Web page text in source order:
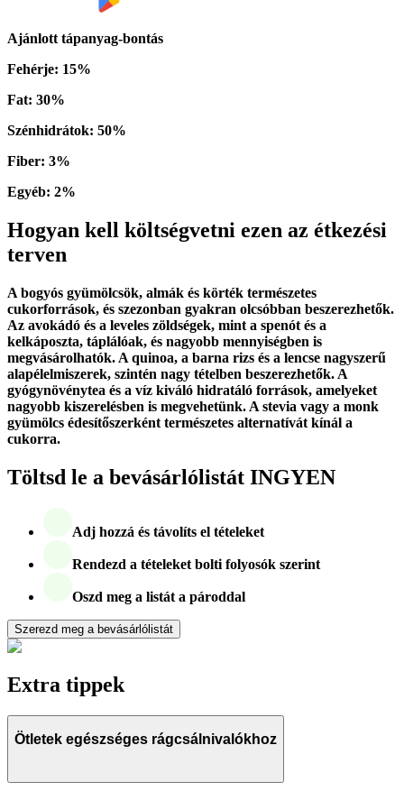
Ajánlott tápanyag-bontás
Fehérje: 15%
Fat: 30%
Szénhidrátok: 50%
Fiber: 3%
Egyéb: 2%
Hogyan kell költségvetni ezen az étkezési
terven
A bogyós gyümölcsök, almák és körték természetes
cukorforrások, és szezonban gyakran olcsóbban beszerezhetők.
Az avokádó és a leveles zöldségek, mint a spenót és a
kelkáposzta, táplálóak, és nagyobb mennyiségben is
megvásárolhatók. A quinoa, a barna rizs és a lencse nagyszerű
alapélelmiszerek, szintén nagy tételben beszerezhetők. A
gyógynövénytea és a víz kiváló hidratáló források, amelyeket
nagyobb kiszerelésben is megvehetünk. A stevia vagy a monk
gyümölcs édesítőszerként természetes alternatívát kínál a
cukorra.
Töltsd le a bevásárlólistát INGYEN
Adj hozzá és távolíts el tételeket
Rendezd a tételeket bolti folyosók szerint
Oszd meg a listát a pároddal
Szerezd meg a bevásárlólistát
Extra tippek
Ötletek egészséges rágcsálnivalókhoz